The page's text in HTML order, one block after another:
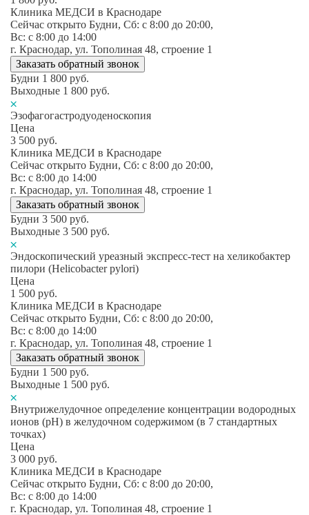
Клиника МЕДСИ в Краснодаре
Сейчас открыто Будни, Сб: c 8:00 до 20:00,
Вс: c 8:00 до 14:00
г. Краснодар, ул. Тополиная 48, строение 1
Заказать обратный звонок
Будни 1 800 руб.
Выходные 1 800 руб.
Эзофагогастродуоденоскопия
Цена
3 500 руб.
Клиника МЕДСИ в Краснодаре
Сейчас открыто Будни, Сб: c 8:00 до 20:00,
Вс: c 8:00 до 14:00
г. Краснодар, ул. Тополиная 48, строение 1
Заказать обратный звонок
Будни 3 500 руб.
Выходные 3 500 руб.
Эндоскопический уреазный экспресс-тест на хеликобактер
пилори (Helicobacter pylori)
Цена
1 500 руб.
Клиника МЕДСИ в Краснодаре
Сейчас открыто Будни, Сб: c 8:00 до 20:00,
Вс: c 8:00 до 14:00
г. Краснодар, ул. Тополиная 48, строение 1
Заказать обратный звонок
Будни 1 500 руб.
Выходные 1 500 руб.
Внутрижелудочное определение концентрации водородных
ионов (pH) в желудочном содержимом (в 7 стандартных
точках)
Цена
3 000 руб.
Клиника МЕДСИ в Краснодаре
Сейчас открыто Будни, Сб: c 8:00 до 20:00,
Вс: c 8:00 до 14:00
г. Краснодар, ул. Тополиная 48, строение 1